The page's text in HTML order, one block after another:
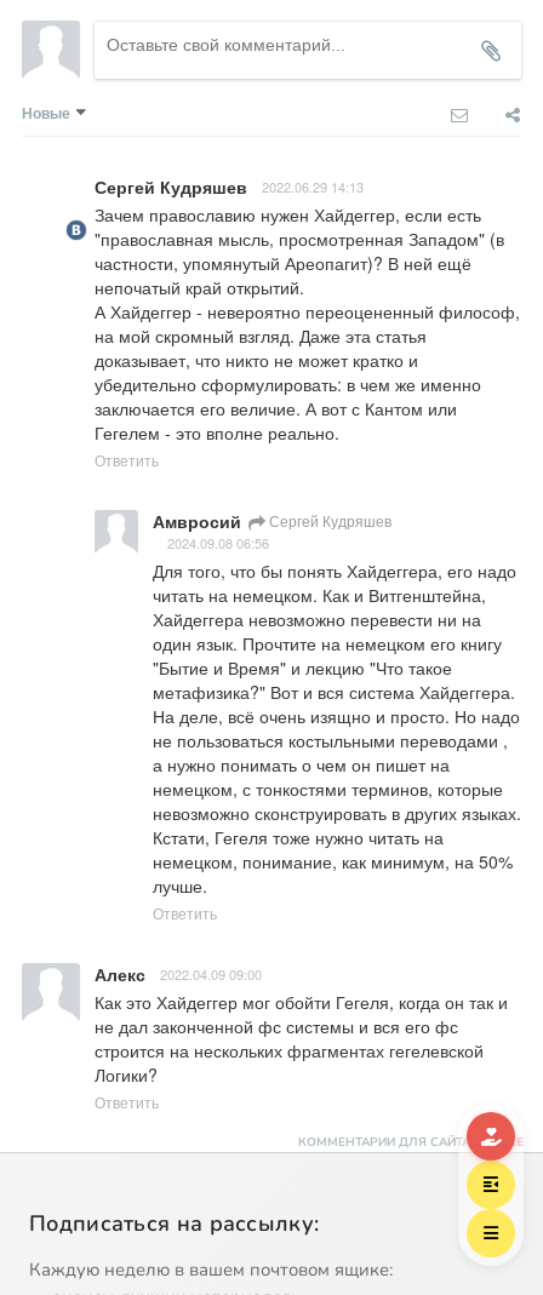
Новые
Сергей Кудряшев 2022.06.29 14:13
Зачем православию нужен Хайдеггер, если есть
"православная мысль, просмотренная Западом" (в
частности, упомянутый Ареопагит)? В ней ещё
непочатый край открытий.
А Хайдеггер - невероятно переоцененный философ,
на мой скромный взгляд. Даже эта статья
доказывает, что никто не может кратко и
убедительно сформулировать: в чем же именно
заключается его величие. А вот с Кантом или
Гегелем - это вполне реально.
Ответить
Амвросий Сергей Кудряшев
2024.09.08 06:56
Для того, что бы понять Хайдеггера, его надо
читать на немецком. Как и Витгенштейна,
Хайдеггера невозможно перевести ни на
один язык. Прочтите на немецком его книгу
"Бытие и Время" и лекцию "Что такое
метафизика?" Вот и вся система Хайдеггера.
На деле, всё очень изящно и просто. Но надо
не пользоваться костыльными переводами ,
а нужно понимать о чем он пишет на
немецком, с тонкостями терминов, которые
невозможно сконструировать в других языках.
Кстати, Гегеля тоже нужно читать на
немецком, понимание, как минимум, на 50%
лучше.
Ответить
Алекс 2022.04.09 09:00
Как это Хайдеггер мог обойти Гегеля, когда он так и
не дал законченной фс системы и вся его фс
строится на нескольких фрагментах гегелевской
Логики?
Ответить
КОММЕНТАРИИ ДЛЯ САЙТА CACKLE
Подписаться на рассылку:
Каждую неделю в вашем почтовом ящике: